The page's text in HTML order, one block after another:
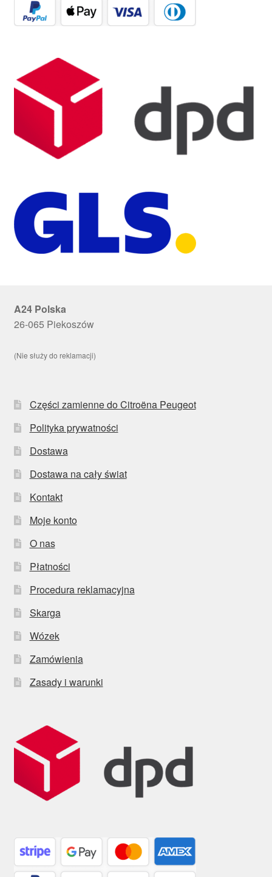
A24 Polska
26-065 Piekoszów
(Nie służy do reklamacji)
Części zamienne do Citroëna Peugeot
Polityka prywatności
Dostawa
Dostawa na cały świat
Kontakt
Moje konto
O nas
Płatności
Procedura reklamacyjna
Skarga
Wózek
Zamówienia
Zasady i warunki